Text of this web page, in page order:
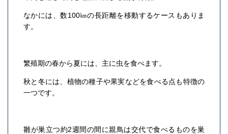
なかには、数100㎞の長距離を移動するケースもありま
す。
繁殖期の春から夏には、主に虫を食べます。
秋と冬には、植物の種子や果実などを食べる点も特徴の
一つです。
雛が巣立つ約2週間の間に親鳥は交代で食べるものを巣